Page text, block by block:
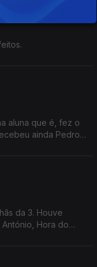
aluna que é, fez o
ainda Pedro
da 3. Houve
Hora do